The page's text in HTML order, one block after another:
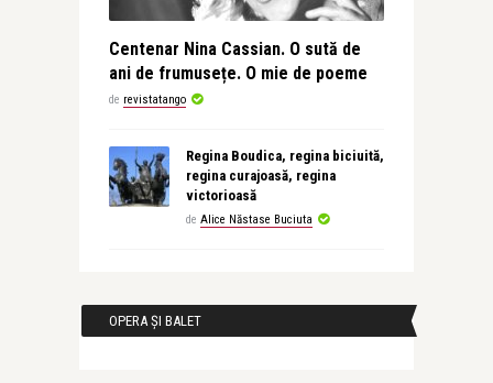
Centenar Nina Cassian. O sută de
ani de frumusețe. O mie de poeme
de revistatango
Regina Boudica, regina biciuită,
regina curajoasă, regina
victorioasă
de Alice Năstase Buciuta
OPERA ȘI BALET